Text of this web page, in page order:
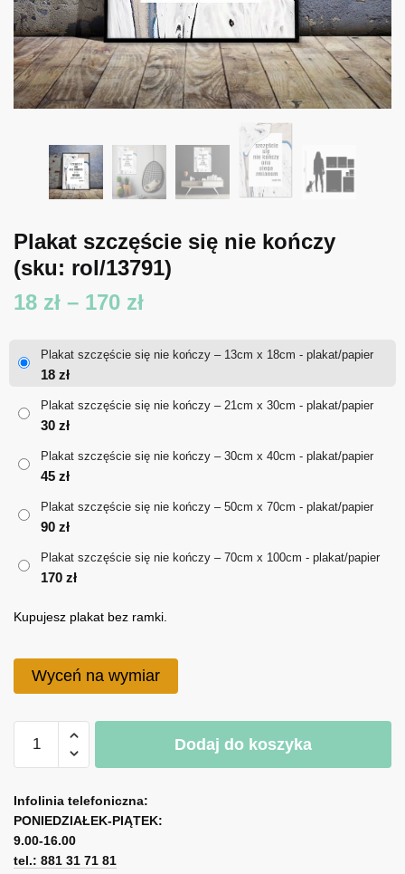
Plakat szczęście się nie kończy
(sku: rol/13791)
18 zł – 170 złZakres
18 zł
Plakat szczęście się nie kończy – 13cm x 18cm - plakat/papier
18 zł
Plakat szczęście się nie kończy – 21cm x 30cm - plakat/papier
30 zł
Plakat szczęście się nie kończy – 30cm x 40cm - plakat/papier
45 zł
Plakat szczęście się nie kończy – 50cm x 70cm - plakat/papier
90 zł
Plakat szczęście się nie kończy – 70cm x 100cm - plakat/papier
170 zł
Kupujesz plakat bez ramki.
Wyceń na wymiar
Plakat
się
nie
kończy
Dodaj do koszyka
l
t
e
r
Infolinia telefoniczna:
PONIEDZIAŁEK-PIĄTEK:
9.00-16.00
tel.: 881 31 71 81